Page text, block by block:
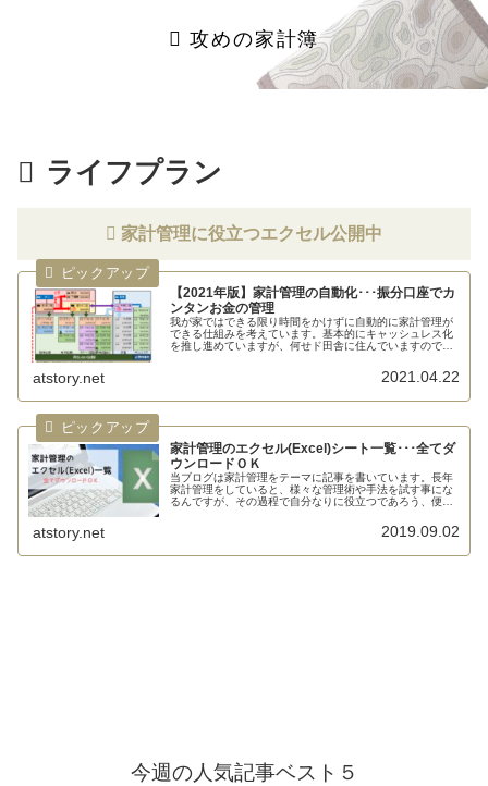
攻めの家計簿
ライフプラン
家計管理に役立つエクセル公開中
【2021年版】家計管理の自動化･･･振分口座でカ
ンタンお金の管理
我が家ではできる限り時間をかけずに自動的に家計管理が
できる仕組みを考えています。基本的にキャッシュレス化
を推し進めていますが、何せド田舎に住んでいますので現
atstory.net 2021.04.22
家計管理のエクセル(Excel)シート一覧･･･全てダ
ウンロードＯＫ
当ブログは家計管理をテーマに記事を書いています。長年
家計管理をしていると、様々な管理術や手法を試す事にな
るんですが、その過程で自分なりに役立つであろう、便利
atstory.net 2019.09.02
今週の人気記事ベスト５